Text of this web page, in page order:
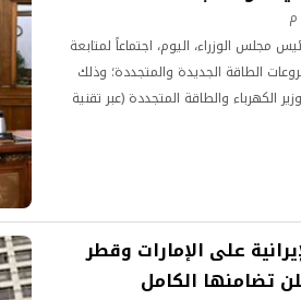
الوزراء، اليوم، اجتماعاً لمتابعة
الطاقة الجديدة والمتجددة؛ وذلك
والطاقة المتجددة (عبر تقنية
على الإمارات وقطر
تضامنها الكامل